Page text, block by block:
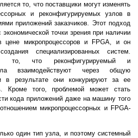
то, что поставщики могут изменять
и реконфигурируемых узлов в
приложений заказчиков. Этот подход
точки зрения при наличии
цене микропроцессоров и FPGA, и он
специализированных систем.
то, что реконфигурируемый и
взаимодействуют через общую
в результате они конкурируют за ее
Кроме того, проблемой может стать
кода приложений даже на машину того
микропроцессорных и FPGA-
один тип узла, и поэтому системный